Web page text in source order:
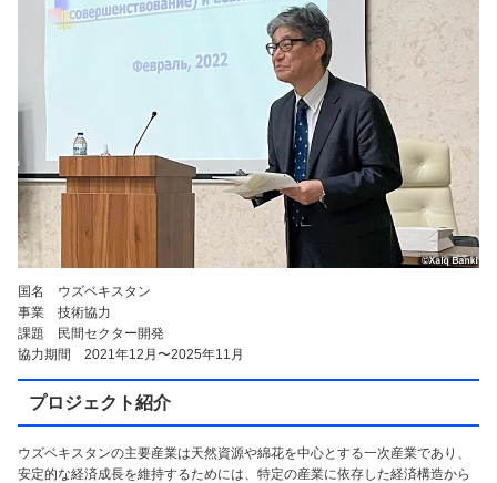
国名 ウズベキスタン
事業 技術協力
課題 民間セクター開発
協力期間 2021年12月〜2025年11月
プロジェクト紹介
ウズベキスタンの主要産業は天然資源や綿花を中心とする一次産業であり、
安定的な経済成長を維持するためには、特定の産業に依存した経済構造から